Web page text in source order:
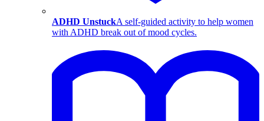
ADHD UnstuckA self-guided activity to help women
with ADHD break out of mood cycles.